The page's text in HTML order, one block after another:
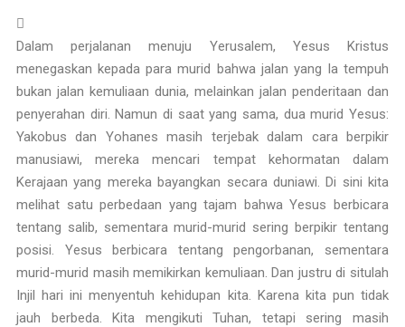
Dalam perjalanan menuju Yerusalem, Yesus Kristus
menegaskan kepada para murid bahwa jalan yang Ia tempuh
bukan jalan kemuliaan dunia, melainkan jalan penderitaan dan
penyerahan diri. Namun di saat yang sama, dua murid Yesus:
Yakobus dan Yohanes masih terjebak dalam cara berpikir
manusiawi, mereka mencari tempat kehormatan dalam
Kerajaan yang mereka bayangkan secara duniawi. Di sini kita
melihat satu perbedaan yang tajam bahwa Yesus berbicara
tentang salib, sementara murid-murid sering berpikir tentang
posisi. Yesus berbicara tentang pengorbanan, sementara
murid-murid masih memikirkan kemuliaan. Dan justru di situlah
Injil hari ini menyentuh kehidupan kita. Karena kita pun tidak
jauh berbeda. Kita mengikuti Tuhan, tetapi sering masih